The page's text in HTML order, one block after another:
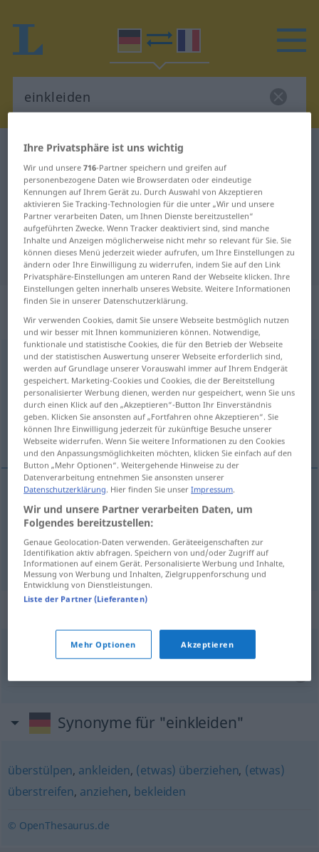
Deutsch-Französisch Wörterbuch
Deutsch-Französisch Übersetzung
für "einkleiden"
"einkleiden" Französisch
Übersetzung
„einkleiden“: transitives Verb |
reflexives Verb
einkleidenv/t(&v/r)<-e->
Übersicht aller Übersetzungen
(Für mehr Details die Übersetzung anklicken/antippen)
habiller
Beispiele
(sich) (neu) einkleiden
(s’)habiller (de neuf)
Beispielsätze für "einkleiden"
einkleiden
Synonyme für "einkleiden"
überstülpen, ankleiden, (etwas) überziehen, (etwas)
überstreifen, anziehen, bekleiden
© OpenThesaurus.de
Ihre Privatsphäre ist uns wichtig
Wir und unsere716-Partner speichern und greifen auf
personenbezogene Daten wie Browserdaten oder eindeutige
Kennungen auf Ihrem Gerät zu. Durch Auswahl von Akzeptieren
aktivieren Sie Tracking-Technologien für die unter „Wir und unsere
Partner verarbeiten Daten, um Ihnen Dienste bereitzustellen“
aufgeführten Zwecke. Wenn Tracker deaktiviert sind, sind manche
Inhalte und Anzeigen möglicherweise nicht mehr so relevant für Sie. Sie
können dieses Menü jederzeit wieder aufrufen, um Ihre Einstellungen zu
ändern oder Ihre Einwilligung zu widerrufen, indem Sie auf den Link
Privatsphäre-Einstellungen am unteren Rand der Webseite klicken. Ihre
Einstellungen gelten innerhalb unseres Website. Weitere Informationen
finden Sie in unserer Datenschutzerklärung.
Wir verwenden Cookies, damit Sie unsere Webseite bestmöglich nutzen
und wir besser mit Ihnen kommunizieren können. Notwendige,
funktionale und statistische Cookies, die für den Betrieb der Webseite
und der statistischen Auswertung unserer Webseite erforderlich sind,
werden auf Grundlage unserer Vorauswahl immer auf Ihrem Endgerät
gespeichert. Marketing-Cookies und Cookies, die der Bereitstellung
personalisierter Werbung dienen, werden nur gespeichert, wenn Sie uns
durch einen Klick auf den „Akzeptieren“-Button Ihr Einverständnis
geben. Klicken Sie ansonsten auf „Fortfahren ohne Akzeptieren“. Sie
können Ihre Einwilligung jederzeit für zukünftige Besuche unserer
Webseite widerrufen. Wenn Sie weitere Informationen zu den Cookies
und den Anpassungsmöglichkeiten möchten, klicken Sie einfach auf den
Button „Mehr Optionen“. Weitergehende Hinweise zu der
Datenverarbeitung entnehmen Sie ansonsten unserer
Datenschutzerklärung. Hier finden Sie unserImpressum.
Wir und unsere Partner verarbeiten Daten, um
Folgendes bereitzustellen:
Genaue Geolocation-Daten verwenden. Geräteeigenschaften zur
Identifikation aktiv abfragen. Speichern von und/oder Zugriff auf
Informationen auf einem Gerät. Personalisierte Werbung und Inhalte,
Messung von Werbung und Inhalten, Zielgruppenforschung und
Entwicklung von Dienstleistungen.
Liste der Partner (Lieferanten)
Mehr Optionen Akzeptieren